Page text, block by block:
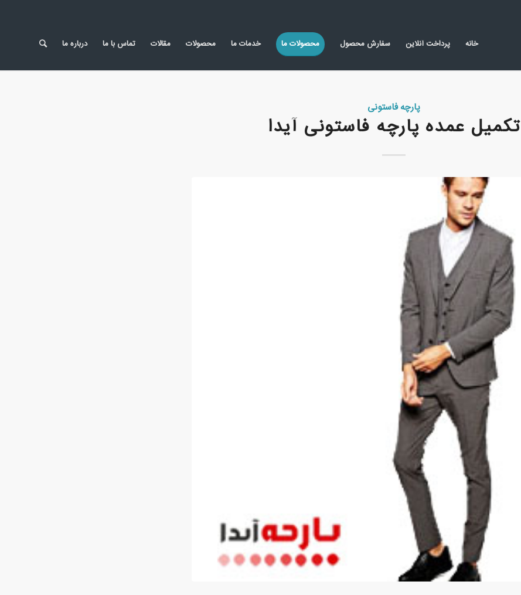
خانه پرداخت آنلاین سفارش محصول محصولات ما خدمات ما محصولات مقالات تماس با ما درباره ما
پارچه فاستونی
تکمیل عمده پارچه فاستونی آیدا